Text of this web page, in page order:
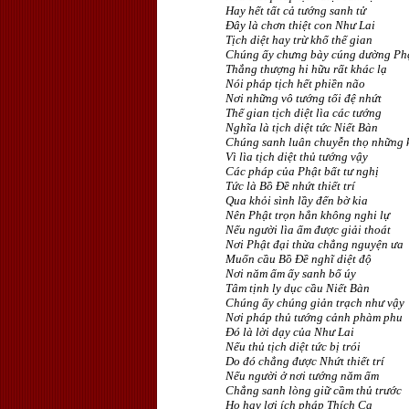
Hay hết tất cả tướng sanh tử
Ðây là chơn thiệt con Như Lai
Tịch diệt hay trừ khổ thế gian
Chúng ấy chưng bày cúng dường
Thắng thượng hi hữu rất khác lạ
Nói pháp tịch hết phiền não
Nơi những vô tướng tối đệ nhứt
Thế gian tịch diệt lìa các tướng
Nghĩa là tịch diệt tức Niết Bàn
Chúng sanh luân chuyễn thọ những
Vì lìa tịch diệt thủ tướng vậy
Các pháp của Phật bất tư nghị
Tức là Bồ Ðề nhứt thiết trí
Qua khỏi sình lầy đến bờ kia
Nên Phật trọn hẳn không nghi lự
Nếu người lìa ấm được giải thoát
Nơi Phật đại thừa chẳng nguyện ưa
Muốn cầu Bồ Ðề nghĩ diệt độ
Nơi năm ấm ấy sanh bố úy
Tâm tịnh ly dục cầu Niết Bàn
Chúng ấy chúng giản trạch như vậy
Nơi pháp thủ tướng cảnh phàm phu
Ðó là lời dạy của Như Lai
Nếu thủ tịch diệt tức bị trói
Do đó chẳng được Nhứt thiết trí
Nếu người ở nơi tướng năm ấm
Chẳng sanh lòng giữ cầm thủ trước
Họ hay lợi ích pháp Thích Ca